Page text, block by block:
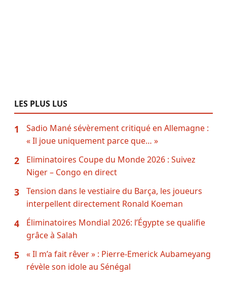
LES PLUS LUS
1
Sadio Mané sévèrement critiqué en Allemagne :
« Il joue uniquement parce que… »
2
Eliminatoires Coupe du Monde 2026 : Suivez
Niger – Congo en direct
3
Tension dans le vestiaire du Barça, les joueurs
interpellent directement Ronald Koeman
4
Éliminatoires Mondial 2026: l’Égypte se qualifie
grâce à Salah
5
« Il m’a fait rêver » : Pierre-Emerick Aubameyang
révèle son idole au Sénégal